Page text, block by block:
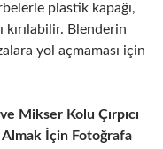
plastik kapağı,
Blenderin
yol açmaması için
Mikser Kolu Çırpıcı
Almak İçin Fotoğrafa